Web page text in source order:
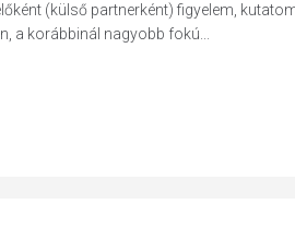
(külső partnerként) figyelem,
a korábbinál nagyobb fokú...